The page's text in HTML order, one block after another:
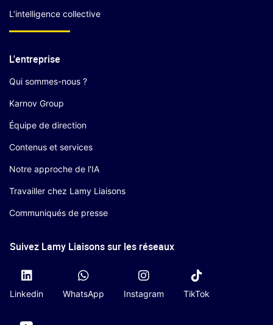
L’intelligence collective
L'entreprise
Qui sommes-nous ?
Karnov Group
Équipe de direction
Contenus et services
Notre approche de l'IA
Travailler chez Lamy Liaisons
Communiqués de presse
Suivez Lamy Liaisons sur les réseaux
Linkedin WhatsApp Instagram TikTok